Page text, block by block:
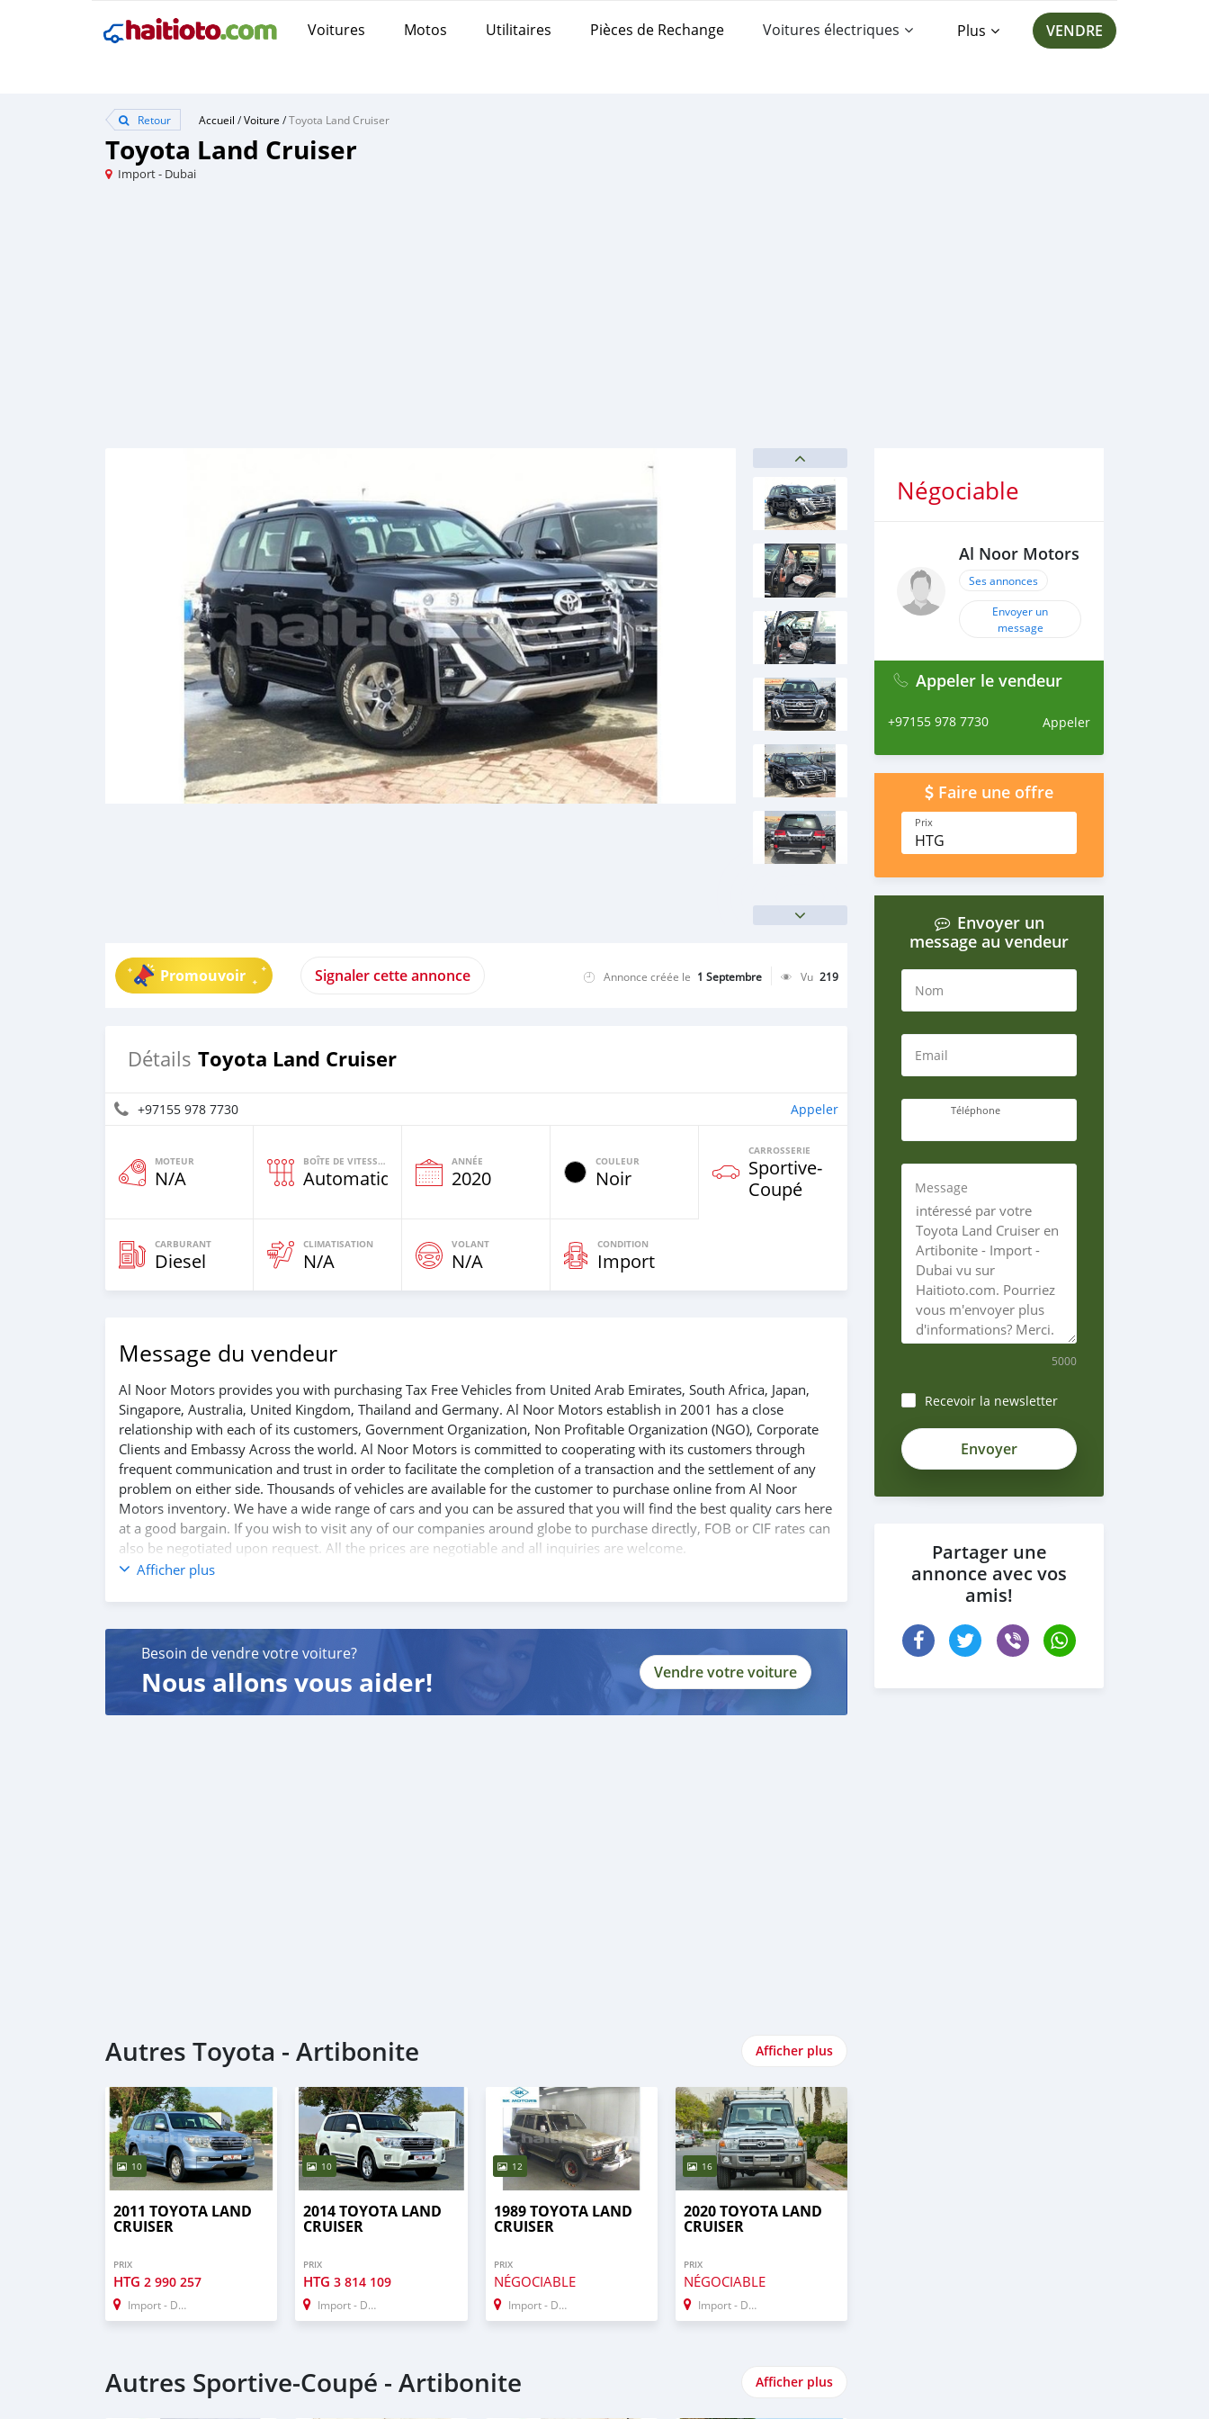
Voitures Motos Utilitaires Pièces de Rechange Voitures électriques Plus VENDRE
Retour Accueil /Voiture /Toyota Land Cruiser
Toyota Land Cruiser
Import - Dubai
Promouvoir Signaler cette annonce Annonce créée le 1 Septembre Vu 219
Détails Toyota Land Cruiser
+97155 978 7730 Appeler
MOTEUR
N/A
BOÎTE DE VITESSES
Automatique
ANNÉE
2020
COULEUR
Noir
CARROSSERIE
Sportive‒
Coupé
CARBURANT
Diesel
CLIMATISATION
N/A
VOLANT
N/A
CONDITION
Import
Message du vendeur
Al Noor Motors provides you with purchasing Tax Free Vehicles from United Arab Emirates, South Africa, Japan,
Singapore, Australia, United Kingdom, Thailand and Germany. Al Noor Motors establish in 2001 has a close
relationship with each of its customers, Government Organization, Non Profitable Organization (NGO), Corporate
Clients and Embassy Across the world. Al Noor Motors is committed to cooperating with its customers through
frequent communication and trust in order to facilitate the completion of a transaction and the settlement of any
problem on either side. Thousands of vehicles are available for the customer to purchase online from Al Noor
Motors inventory. We have a wide range of cars and you can be assured that you will find the best quality cars here
at a good bargain. If you wish to visit any of our companies around globe to purchase directly, FOB or CIF rates can
also be negotiated upon request. All the prices are negotiable and all inquiries are welcome.
We p
Afficher plus
Besoin de vendre votre voiture?
Nous allons vous aider! Vendre votre voiture
Autres Toyota - Artibonite Afficher plus
10
2011 TOYOTA LAND
CRUISER
PRIX
HTG 2 990 257
Import - Dubai
10
2014 TOYOTA LAND
CRUISER
PRIX
HTG3 814 109
Import - Dubai
12
1989 TOYOTA LAND
CRUISER
PRIX
NÉGOCIABLE
Import - Dubai
16
2020 TOYOTA LAND
CRUISER
PRIX
NÉGOCIABLE
Import - Dubai
Autres Sportive‒Coupé - Artibonite Afficher plus
Négociable
Al Noor Motors
Ses annonces
Envoyer un
message
Appeler le vendeur
+97155 978 7730 Appeler
Faire une offre
Prix
HTG
Envoyer un
message au vendeur
Nom
Email
Téléphone
Message
5000
Recevoir la newsletter
Partager une
annonce avec vos
amis!